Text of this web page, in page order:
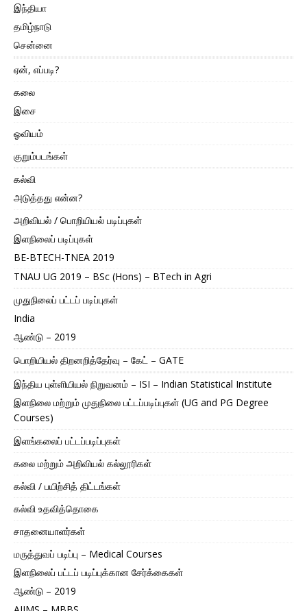
இந்தியா
தமிழ்நாடு
சென்னை
ஏன், எப்படி?
கலை
இசை
ஓவியம்
குறும்படங்கள்
கல்வி
அடுத்தது என்ன?
அறிவியல் / பொறியியல் படிப்புகள்
இளநிலைப் படிப்புகள்
BE-BTECH-TNEA 2019
TNAU UG 2019 – BSc (Hons) – BTech in Agri
முதுநிலைப் பட்டப் படிப்புகள்
India
ஆண்டு – 2019
பொறியியல் திறனறித்தேர்வு – கேட் – GATE
இந்திய புள்ளியியல் நிறுவனம் – ISI – Indian Statistical Institute
இளநிலை மற்றும் முதுநிலை பட்டப்படிப்புகள் (UG and PG Degree
Courses)
இளங்கலைப் பட்டப்படிப்புகள்
கலை மற்றும் அறிவியல் கல்லூரிகள்
கல்வி / பயிற்சித் திட்டங்கள்
கல்வி உதவித்தொகை
சாதனையாளர்கள்
மருத்துவப் படிப்பு – Medical Courses
இளநிலைப் பட்டப் படிப்புக்கான சேர்க்கைகள்
ஆண்டு – 2019